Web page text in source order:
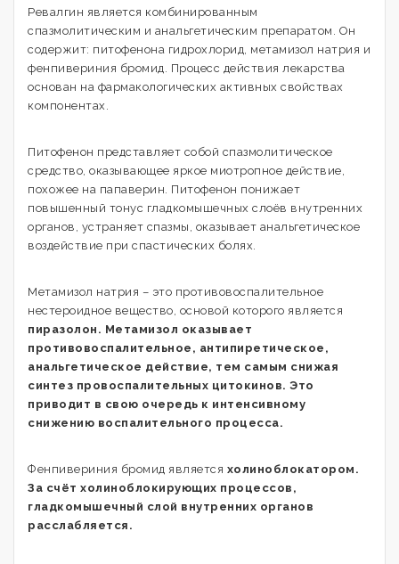
Ревалгин является комбинированным
спазмолитическим и анальгетическим препаратом. Он
содержит: питофенона гидрохлорид, метамизол натрия и
фенпивериния бромид. Процесс действия лекарства
основан на фармакологических активных свойствах
компонентах.
Питофенон представляет собой спазмолитическое
средство, оказывающее яркое миотропное действие,
похожее на папаверин. Питофенон понижает
повышенный тонус гладкомышечных слоёв внутренних
органов, устраняет спазмы, оказывает анальгетическое
воздействие при спастических болях.
Метамизол натрия – это противовоспалительное
нестероидное вещество, основой которого является
пиразолон. Метамизол оказывает
противовоспалительное, антипиретическое,
анальгетическое действие, тем самым снижая
синтез провоспалительных цитокинов. Это
приводит в свою очередь к интенсивному
снижению воспалительного процесса.
Фенпивериния бромид является холиноблокатором.
За счёт холиноблокирующих процессов,
гладкомышечный слой внутренних органов
расслабляется.